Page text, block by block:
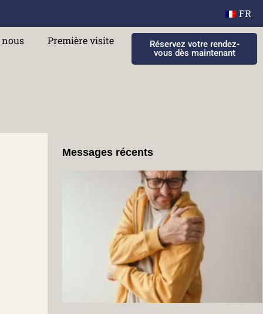
FR
nous Première visite
Réservez votre rendez-
vous dès maintenant
Messages récents